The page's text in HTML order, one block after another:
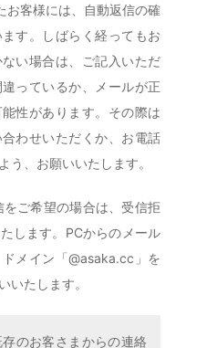
終改定日 2022年4月1
ター
の氏名、所属及び連絡先
浩
ターマネージャー
人情報は、採用業務で使
お客様には、自動返信の確
す。しばらく経ってもお
い場合は、ご記入いただ
っているか、メールが正
性があります。その際は
わせいただくか、お電話
う、お願いいたします。
ご希望の場合は、受信拒
します。PCからのメール
メイン「@asaka.cc」を
いたします。
のお客さまからの連絡